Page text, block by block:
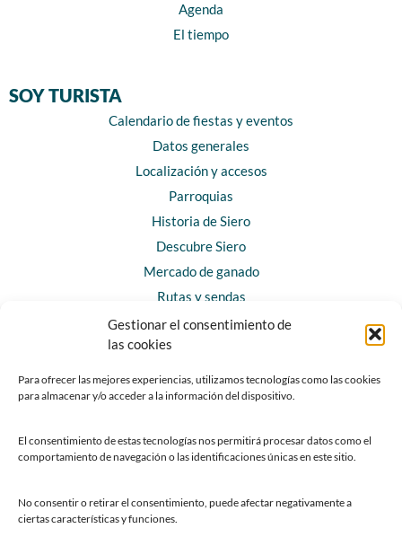
Gestionar el consentimiento de
las cookies
Para ofrecer las mejores experiencias, utilizamos tecnologías como las cookies
para almacenar y/o acceder a la información del dispositivo.
El consentimiento de estas tecnologías nos permitirá procesar datos como el
comportamiento de navegación o las identificaciones únicas en este sitio.
No consentir o retirar el consentimiento, puede afectar negativamente a
ciertas características y funciones.
Agenda
El tiempo
SOY TURISTA
Calendario de fiestas y eventos
Datos generales
Localización y accesos
Parroquias
Historia de Siero
Descubre Siero
Mercado de ganado
Rutas y sendas
Horarios y contacto
Teléfonos de interés
Chatbot Siero
SEDES ELECTRÓNICAS
Sede del Ayuntamiento de Siero